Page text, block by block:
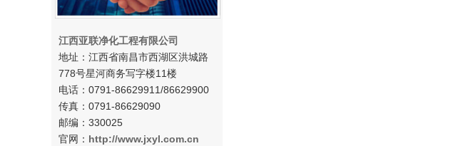
江西亚联净化工程有限公司
地址： 江西省南昌市西湖区洪城路
778号星河商务写字楼11楼
电话：0791-86629911/86629900
传真：0791-86629090
邮编：330025
官网： http://www.jxyl.com.cn